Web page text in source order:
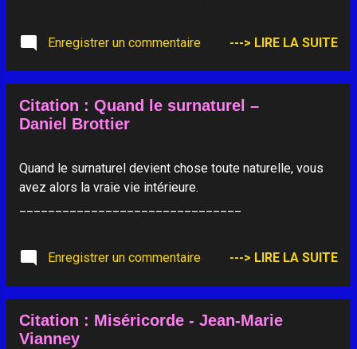
Enregistrer un commentaire
---> LIRE LA SUITE
Citation : Quand le surnaturel –
Daniel Brottier
Quand le surnaturel devient chose toute naturelle, vous
avez alors la vraie vie intérieure.
Enregistrer un commentaire ---> LIRE LA SUITE
Citation : Miséricorde - Jean-Marie
Vianney